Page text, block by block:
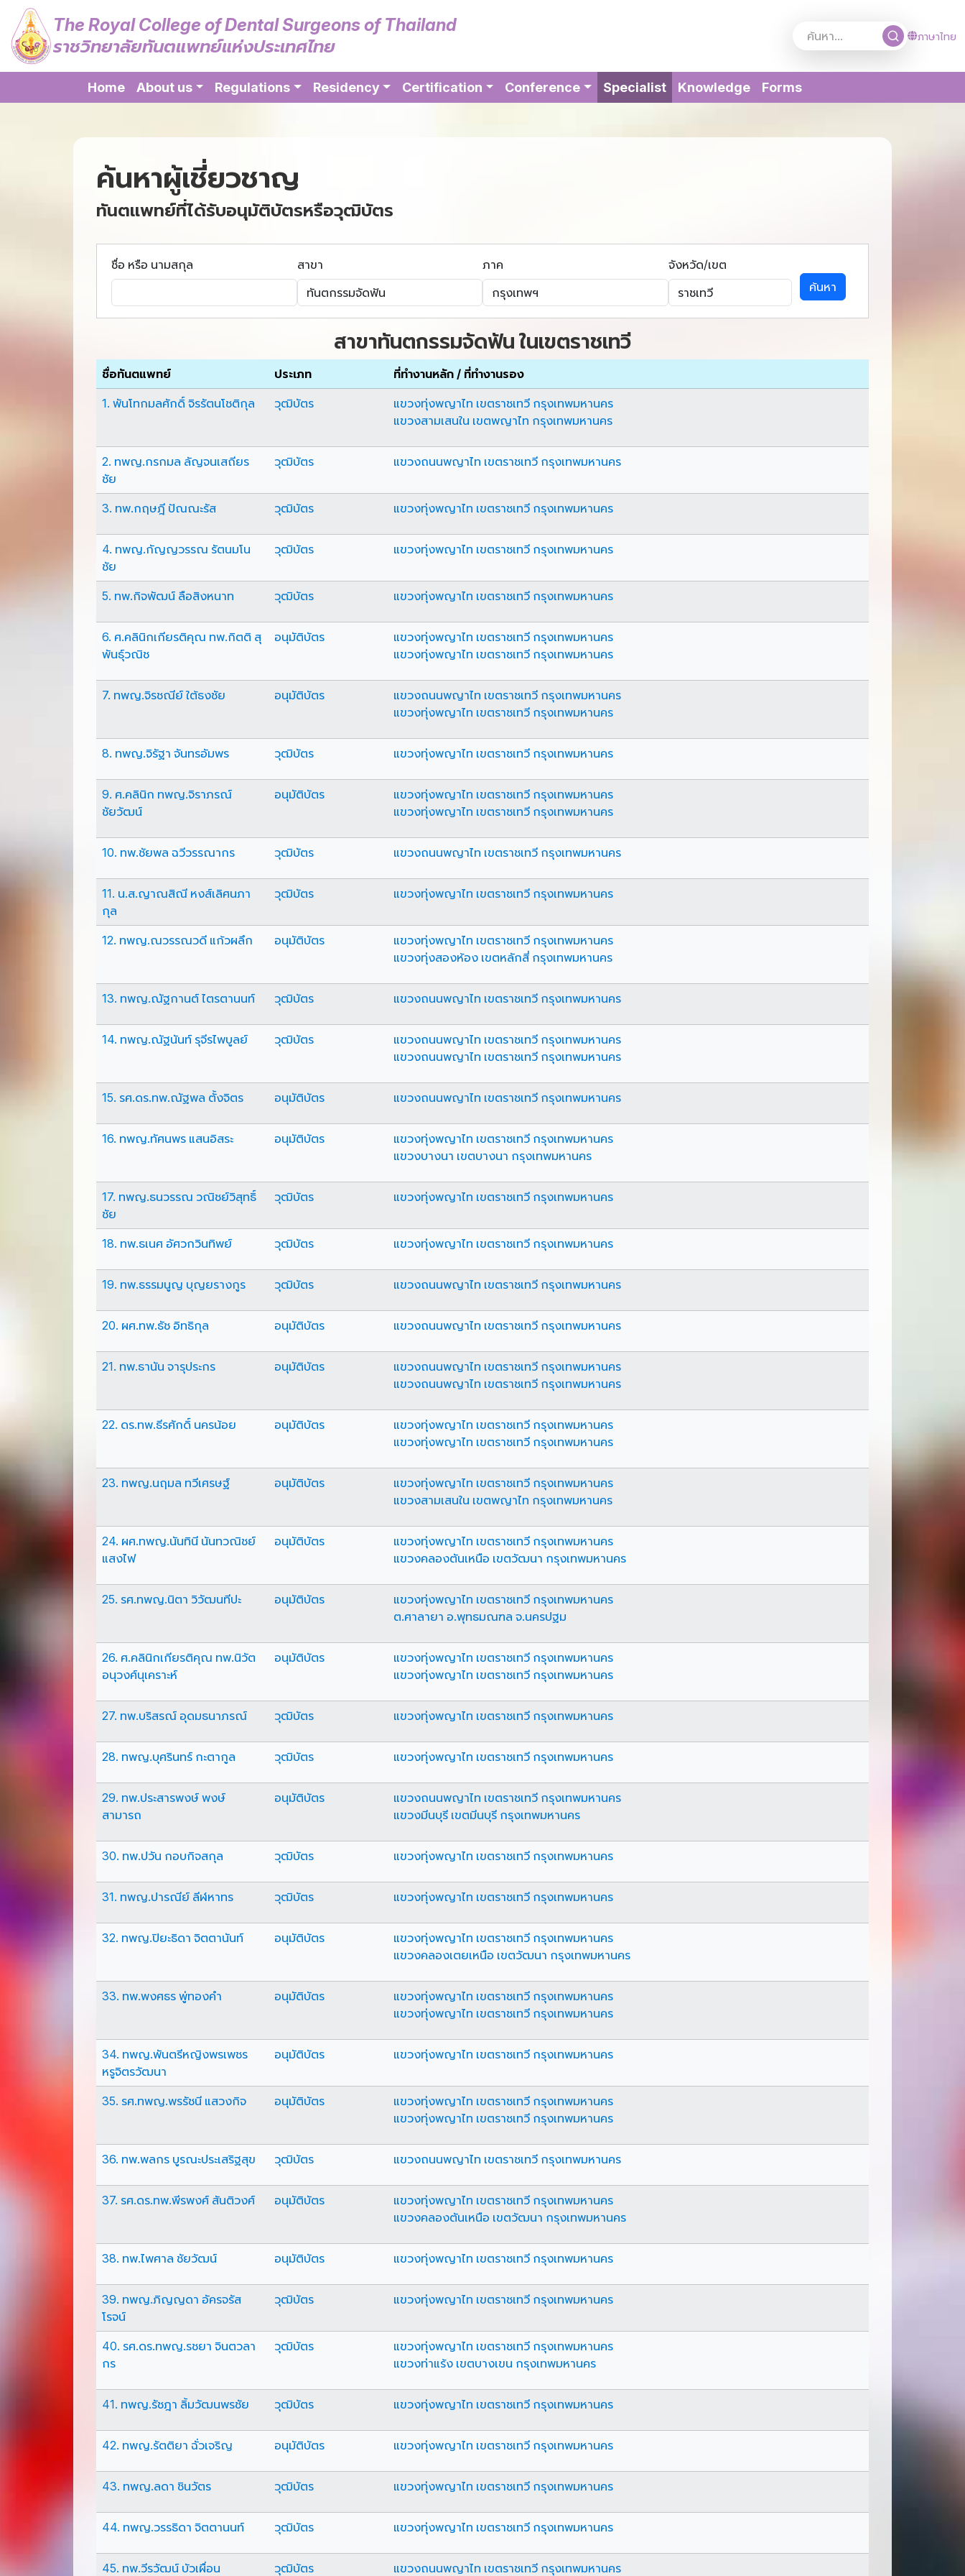
The Royal College of Dental Surgeons of Thailand
ราชวิทยาลัยทันตแพทย์แห่งประเทศไทย
ภาษาไทย
Home About us Regulations Residency Certification Conference Specialist(current)
Knowledge Forms
ค้นหาผู้เชี่ยวชาญ
ทันตแพทย์ที่ได้รับอนุมัติบัตรหรือวุฒิบัตร
ชื่อ หรือ นามสกุล สาขา ภาค
จังหวัด/เขต
ค้นหา
สาขาทันตกรรมจัดฟัน ในเขตราชเทวี
ชื่อทันตแพทย์ ประเภท ที่ทำงานหลัก / ที่ทำงานรอง
1. พันโทกมลศักดิ์ จิรรัตนโชติกุล วุฒิบัตร
แขวงทุ่งพญาไท เขตราชเทวี กรุงเทพมหานคร
แขวงสามเสนใน เขตพญาไท กรุงเทพมหานคร
2. ทพญ.กรกมล ลัญจนเสถียร
ชัย
วุฒิบัตร แขวงถนนพญาไท เขตราชเทวี กรุงเทพมหานคร
3. ทพ.กฤษฎี ปัณณะรัส วุฒิบัตร แขวงทุ่งพญาไท เขตราชเทวี กรุงเทพมหานคร
4. ทพญ.กัญญวรรณ รัตนมโน
ชัย
วุฒิบัตร แขวงทุ่งพญาไท เขตราชเทวี กรุงเทพมหานคร
5. ทพ.กิจพัฒน์ ลือสิงหนาท วุฒิบัตร แขวงทุ่งพญาไท เขตราชเทวี กรุงเทพมหานคร
6. ศ.คลินิกเกียรติคุณ ทพ.กิตติ สุ
พันธุ์วณิช
อนุมัติบัตร
แขวงทุ่งพญาไท เขตราชเทวี กรุงเทพมหานคร
แขวงทุ่งพญาไท เขตราชเทวี กรุงเทพมหานคร
7. ทพญ.จิรชณีย์ ใต้ธงชัย อนุมัติบัตร
แขวงถนนพญาไท เขตราชเทวี กรุงเทพมหานคร
แขวงทุ่งพญาไท เขตราชเทวี กรุงเทพมหานคร
8. ทพญ.จิรัฐา จันทรอัมพร วุฒิบัตร แขวงทุ่งพญาไท เขตราชเทวี กรุงเทพมหานคร
9. ศ.คลินิก ทพญ.จิราภรณ์
ชัยวัฒน์
อนุมัติบัตร
แขวงทุ่งพญาไท เขตราชเทวี กรุงเทพมหานคร
แขวงทุ่งพญาไท เขตราชเทวี กรุงเทพมหานคร
10. ทพ.ชัยพล ฉวีวรรณากร วุฒิบัตร แขวงถนนพญาไท เขตราชเทวี กรุงเทพมหานคร
11. น.ส.ญาณสิณี หงส์เลิศนภา
กุล
วุฒิบัตร แขวงทุ่งพญาไท เขตราชเทวี กรุงเทพมหานคร
12. ทพญ.ณวรรณวดี แก้วผลึก อนุมัติบัตร
แขวงทุ่งพญาไท เขตราชเทวี กรุงเทพมหานคร
แขวงทุ่งสองห้อง เขตหลักสี่ กรุงเทพมหานคร
13. ทพญ.ณัฐกานต์ ไตรตานนท์ วุฒิบัตร แขวงถนนพญาไท เขตราชเทวี กรุงเทพมหานคร
14. ทพญ.ณัฐนันท์ รุจีรไพบูลย์ วุฒิบัตร
แขวงถนนพญาไท เขตราชเทวี กรุงเทพมหานคร
แขวงถนนพญาไท เขตราชเทวี กรุงเทพมหานคร
15. รศ.ดร.ทพ.ณัฐพล ตั้งจิตร อนุมัติบัตร แขวงถนนพญาไท เขตราชเทวี กรุงเทพมหานคร
16. ทพญ.ทัศนพร แสนอิสระ อนุมัติบัตร
แขวงทุ่งพญาไท เขตราชเทวี กรุงเทพมหานคร
แขวงบางนา เขตบางนา กรุงเทพมหานคร
17. ทพญ.ธนวรรณ วณิชย์วิสุทธิ์
ชัย
วุฒิบัตร แขวงทุ่งพญาไท เขตราชเทวี กรุงเทพมหานคร
18. ทพ.ธเนศ อัศวกวินทิพย์ วุฒิบัตร แขวงทุ่งพญาไท เขตราชเทวี กรุงเทพมหานคร
19. ทพ.ธรรมนูญ บุญยรางกูร วุฒิบัตร แขวงถนนพญาไท เขตราชเทวี กรุงเทพมหานคร
20. ผศ.ทพ.ธัช อิทธิกุล อนุมัติบัตร แขวงถนนพญาไท เขตราชเทวี กรุงเทพมหานคร
21. ทพ.ธานัน จารุประกร อนุมัติบัตร
แขวงถนนพญาไท เขตราชเทวี กรุงเทพมหานคร
แขวงถนนพญาไท เขตราชเทวี กรุงเทพมหานคร
22. ดร.ทพ.ธีรศักดิ์ นครน้อย อนุมัติบัตร
แขวงทุ่งพญาไท เขตราชเทวี กรุงเทพมหานคร
แขวงทุ่งพญาไท เขตราชเทวี กรุงเทพมหานคร
23. ทพญ.นฤมล ทวีเศรษฐ์ อนุมัติบัตร
แขวงทุ่งพญาไท เขตราชเทวี กรุงเทพมหานคร
แขวงสามเสนใน เขตพญาไท กรุงเทพมหานคร
24. ผศ.ทพญ.นันทินี นันทวณิชย์
แสงไฟ
อนุมัติบัตร
แขวงทุ่งพญาไท เขตราชเทวี กรุงเทพมหานคร
แขวงคลองตันเหนือ เขตวัฒนา กรุงเทพมหานคร
25. รศ.ทพญ.นิตา วิวัฒนทีปะ อนุมัติบัตร
แขวงทุ่งพญาไท เขตราชเทวี กรุงเทพมหานคร
ต.ศาลายา อ.พุทธมณฑล จ.นครปฐม
26. ศ.คลินิกเกียรติคุณ ทพ.นิวัต
อนุวงศ์นุเคราะห์
อนุมัติบัตร
แขวงทุ่งพญาไท เขตราชเทวี กรุงเทพมหานคร
แขวงทุ่งพญาไท เขตราชเทวี กรุงเทพมหานคร
27. ทพ.บริสรณ์ อุดมธนาภรณ์ วุฒิบัตร แขวงทุ่งพญาไท เขตราชเทวี กรุงเทพมหานคร
28. ทพญ.บุศรินทร์ กะตากูล วุฒิบัตร แขวงทุ่งพญาไท เขตราชเทวี กรุงเทพมหานคร
29. ทพ.ประสารพงษ์ พงษ์
สามารถ
อนุมัติบัตร
แขวงถนนพญาไท เขตราชเทวี กรุงเทพมหานคร
แขวงมีนบุรี เขตมีนบุรี กรุงเทพมหานคร
30. ทพ.ปวัน กอบกิจสกุล วุฒิบัตร แขวงทุ่งพญาไท เขตราชเทวี กรุงเทพมหานคร
31. ทพญ.ปารณีย์ ลีฬหาทร วุฒิบัตร แขวงทุ่งพญาไท เขตราชเทวี กรุงเทพมหานคร
32. ทพญ.ปิยะธิดา จิตตานันท์ อนุมัติบัตร
แขวงทุ่งพญาไท เขตราชเทวี กรุงเทพมหานคร
แขวงคลองเตยเหนือ เขตวัฒนา กรุงเทพมหานคร
33. ทพ.พงศธร พู่ทองคำ อนุมัติบัตร
แขวงทุ่งพญาไท เขตราชเทวี กรุงเทพมหานคร
แขวงทุ่งพญาไท เขตราชเทวี กรุงเทพมหานคร
34. ทพญ.พันตรีหญิงพรเพชร
หรูจิตรวัฒนา
อนุมัติบัตร แขวงทุ่งพญาไท เขตราชเทวี กรุงเทพมหานคร
35. รศ.ทพญ.พรรัชนี แสวงกิจ อนุมัติบัตร
แขวงทุ่งพญาไท เขตราชเทวี กรุงเทพมหานคร
แขวงทุ่งพญาไท เขตราชเทวี กรุงเทพมหานคร
36. ทพ.พลกร บูรณะประเสริฐสุข วุฒิบัตร แขวงถนนพญาไท เขตราชเทวี กรุงเทพมหานคร
37. รศ.ดร.ทพ.พีรพงศ์ สันติวงศ์ อนุมัติบัตร
แขวงทุ่งพญาไท เขตราชเทวี กรุงเทพมหานคร
แขวงคลองตันเหนือ เขตวัฒนา กรุงเทพมหานคร
38. ทพ.ไพศาล ชัยวัฒน์ อนุมัติบัตร แขวงทุ่งพญาไท เขตราชเทวี กรุงเทพมหานคร
39. ทพญ.ภิญญดา อัครจรัส
โรจน์
วุฒิบัตร แขวงทุ่งพญาไท เขตราชเทวี กรุงเทพมหานคร
40. รศ.ดร.ทพญ.รชยา จินตวลา
กร
วุฒิบัตร
แขวงทุ่งพญาไท เขตราชเทวี กรุงเทพมหานคร
แขวงท่าแร้ง เขตบางเขน กรุงเทพมหานคร
41. ทพญ.รัชฎา ลิ้มวัฒนพรชัย วุฒิบัตร แขวงทุ่งพญาไท เขตราชเทวี กรุงเทพมหานคร
42. ทพญ.รัตติยา ฉั่วเจริญ อนุมัติบัตร แขวงทุ่งพญาไท เขตราชเทวี กรุงเทพมหานคร
43. ทพญ.ลดา ชินวัตร วุฒิบัตร แขวงทุ่งพญาไท เขตราชเทวี กรุงเทพมหานคร
44. ทพญ.วรรธิดา จิตตานนท์ วุฒิบัตร แขวงทุ่งพญาไท เขตราชเทวี กรุงเทพมหานคร
45. ทพ.วีรวัฒน์ บัวเผื่อน วุฒิบัตร แขวงถนนพญาไท เขตราชเทวี กรุงเทพมหานคร